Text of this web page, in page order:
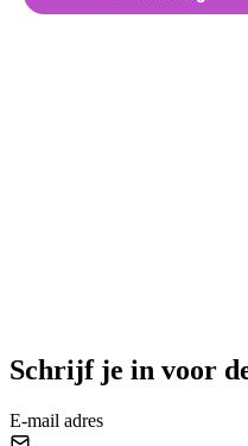
Schrijf je in voor
E-mail adres